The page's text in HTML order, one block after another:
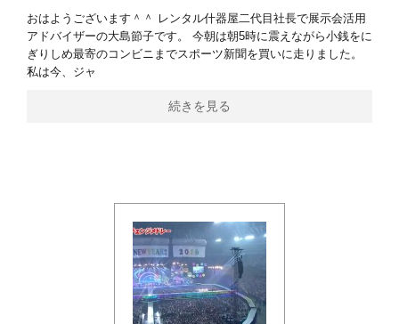
おはようございます＾＾ レンタル什器屋二代目社長で展示会活用
アドバイザーの大島節子です。 今朝は朝5時に震えながら小銭をに
ぎりしめ最寄のコンビニまでスポーツ新聞を買いに走りました。
私は今、ジャ
続きを見る